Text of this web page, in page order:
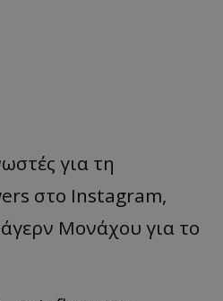
για τη
στο Instagram,
Μονάχου για το